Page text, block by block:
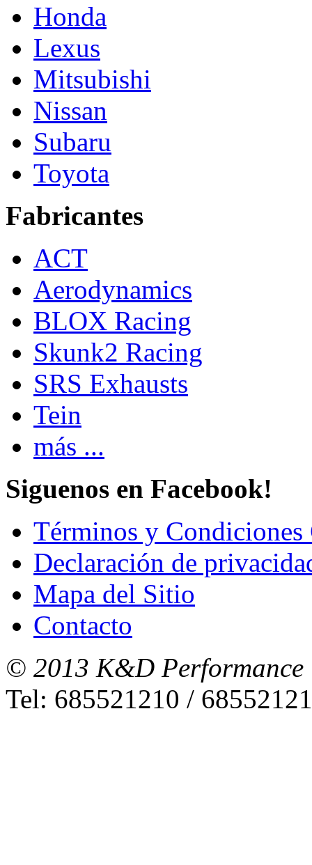
Honda
Lexus
Mitsubishi
Nissan
Subaru
Toyota
Fabricantes
ACT
Aerodynamics
BLOX Racing
Skunk2 Racing
SRS Exhausts
Tein
más ...
Siguenos en Facebook!
Términos y Condiciones
Declaración de
Mapa del Sitio
Contacto
© 2013 K&D Performance
Tel: 685521210 /